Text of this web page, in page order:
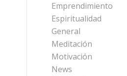
Emprendimiento
Espiritualidad
General
Meditación
Motivación
News